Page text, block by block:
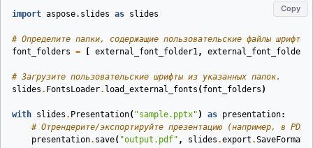
Copy
import aspose.slides as slides
# Определите папки, содержащие пользовательские файлы
font_folders = external_font_folder1, external_font_folder2
# Загрузите пользовательские шрифты из указанных папок.
slides . FontsLoader. load_external_fonts ( font_folders )
with slides . Presentation( "sample.pptx" ) as presentation:
# Отрендерите/экспортируйте презентацию (например, в
presentation. save( "output.pdf" , slides .export .SaveFormat